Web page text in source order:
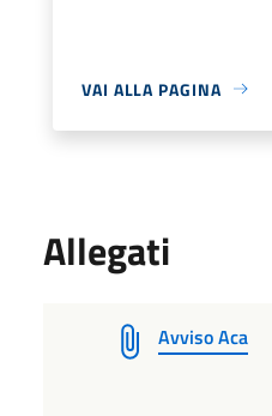
VAI ALLA PAGINA
Allegati
Avviso Aca